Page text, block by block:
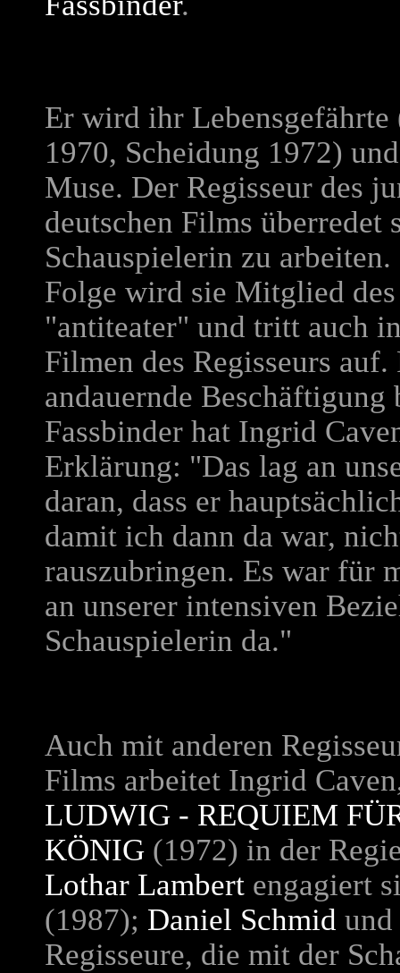
Er wird ihr Lebensgefährte
1970, Scheidung 1972)
Muse. Der Regisseur des
deutschen Films überredet
Schauspielerin zu
Folge wird sie Mitglied des
"antiteater" und tritt auch
Filmen des Regisseurs
andauernde Beschäftigung
Fassbinder hat Ingrid
Erklärung: "Das lag an
daran, dass er
damit ich dann da war,
rauszubringen. Es war für
an unserer intensiven
Schauspielerin da."
Auch mit anderen
Films arbeitet Ingrid
LUDWIG - REQUIEM
KÖNIG (1972) in der
Lothar Lambert engagiert
(1987); Daniel Schmid und
Regisseure, die mit der